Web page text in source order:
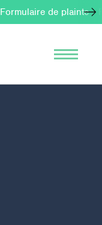
Formulaire de plainte